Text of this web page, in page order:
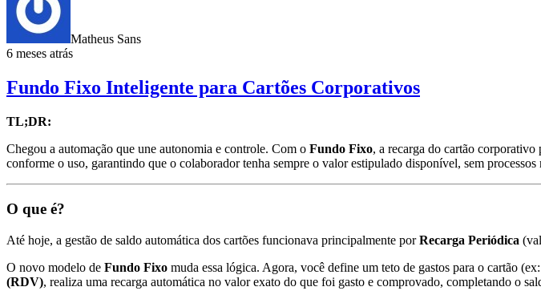
Matheus Sans
6 meses atrás
Fundo Fixo Inteligente para Cartões Corporativos
TL;DR:
Chegou a automação que une autonomia e controle. Com o Fundo Fixo, a recarga do cartão corporativo
conforme o uso, garantindo que o colaborador tenha sempre o valor estipulado disponível, sem processos
O que é?
Até hoje, a gestão de saldo automática dos cartões funcionava principalmente porRecarga Periódica
O novo modelo de Fundo Fixo muda essa lógica. Agora, você define um teto de gastos para o cartão
(RDV), realiza uma recarga automática no valor exato do que foi gasto e comprovado, completando o